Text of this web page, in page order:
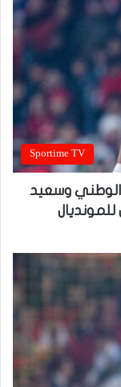
Sportime TV
وسعيد